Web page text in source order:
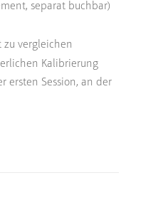
separat buchbar)
zu vergleichen
Kalibrierung
ersten Session, an der